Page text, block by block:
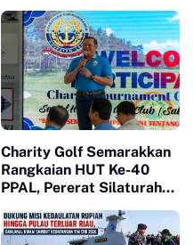
Charity Golf Semarakkan
Rangkaian HUT Ke-40
PPAL, Pererat Silaturahmi